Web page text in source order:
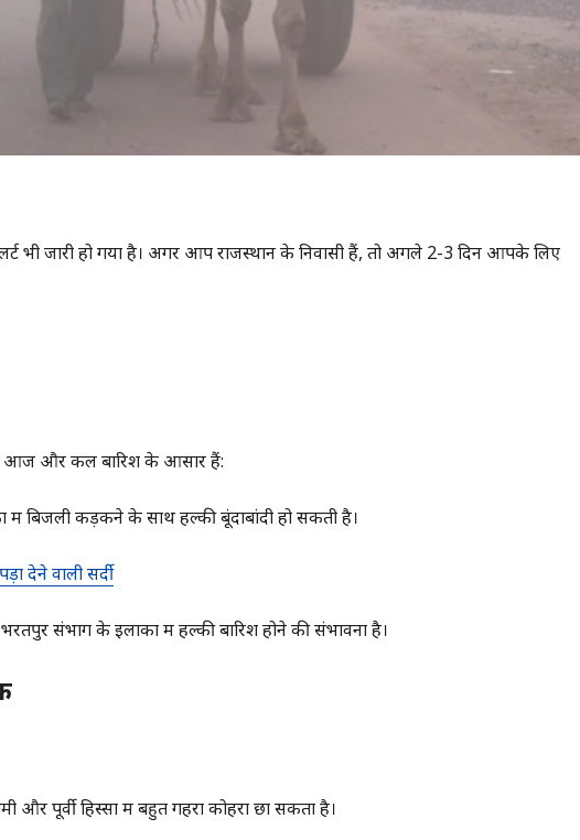
भी जारी हो गया है। अगर आप राजस्थान के निवासी हैं, तो अगले 2-3 दिन आपके लिए
आज और कल बारिश के आसार हैं:
बिजली कड़कने के साथ हल्की बूंदाबांदी हो सकती है।
देने वाली सर्दी
संभाग के इलाकों में हल्की बारिश होने की संभावना है।
और पूर्वी हिस्सों में बहुत गहरा कोहरा छा सकता है।